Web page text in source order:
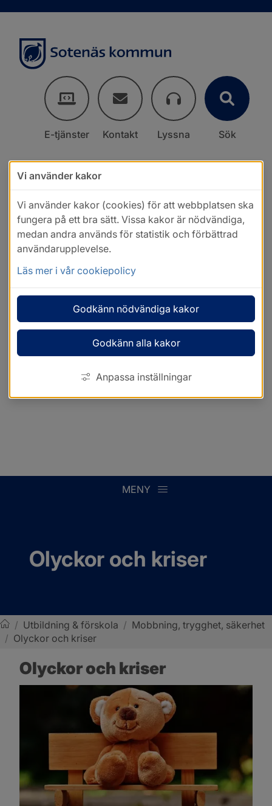
E-tjänster Kontakt Lyssna Sök
MENY
Olyckor och kriser
Sotenäs kommun
/ Utbildning & förskola / Mobbning, trygghet, säkerhet
/ Olyckor och kriser
Olyckor och kriser
Vi använder kakor
Vi använder kakor (cookies) för att webbplatsen ska
fungera på ett bra sätt. Vissa kakor är nödvändiga,
medan andra används för statistik och förbättrad
användarupplevelse.
Läs mer i vår cookiepolicy
Godkänn nödvändiga kakor
Godkänn alla kakor
Anpassa inställningar